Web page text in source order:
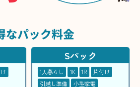
なパック料金
Sパック
1人暮らし 1K 1R
片付け
引越し準備
小型家電